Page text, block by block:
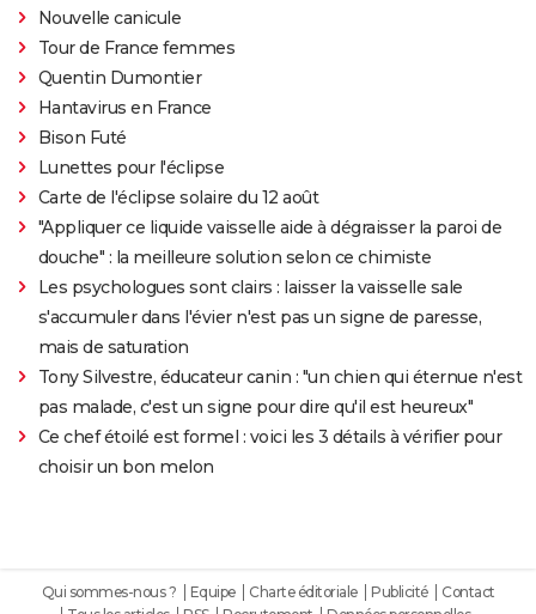
Nouvelle canicule
Tour de France femmes
Quentin Dumontier
Hantavirus en France
Bison Futé
Lunettes pour l'éclipse
Carte de l'éclipse solaire du 12 août
"Appliquer ce liquide vaisselle aide à dégraisser la paroi de
douche" : la meilleure solution selon ce chimiste
Les psychologues sont clairs : laisser la vaisselle sale
s'accumuler dans l'évier n'est pas un signe de paresse,
mais de saturation
Tony Silvestre, éducateur canin : "un chien qui éternue n'est
pas malade, c'est un signe pour dire qu'il est heureux"
Ce chef étoilé est formel : voici les 3 détails à vérifier pour
choisir un bon melon
Qui sommes-nous ? Equipe Charte éditoriale Publicité
Contact